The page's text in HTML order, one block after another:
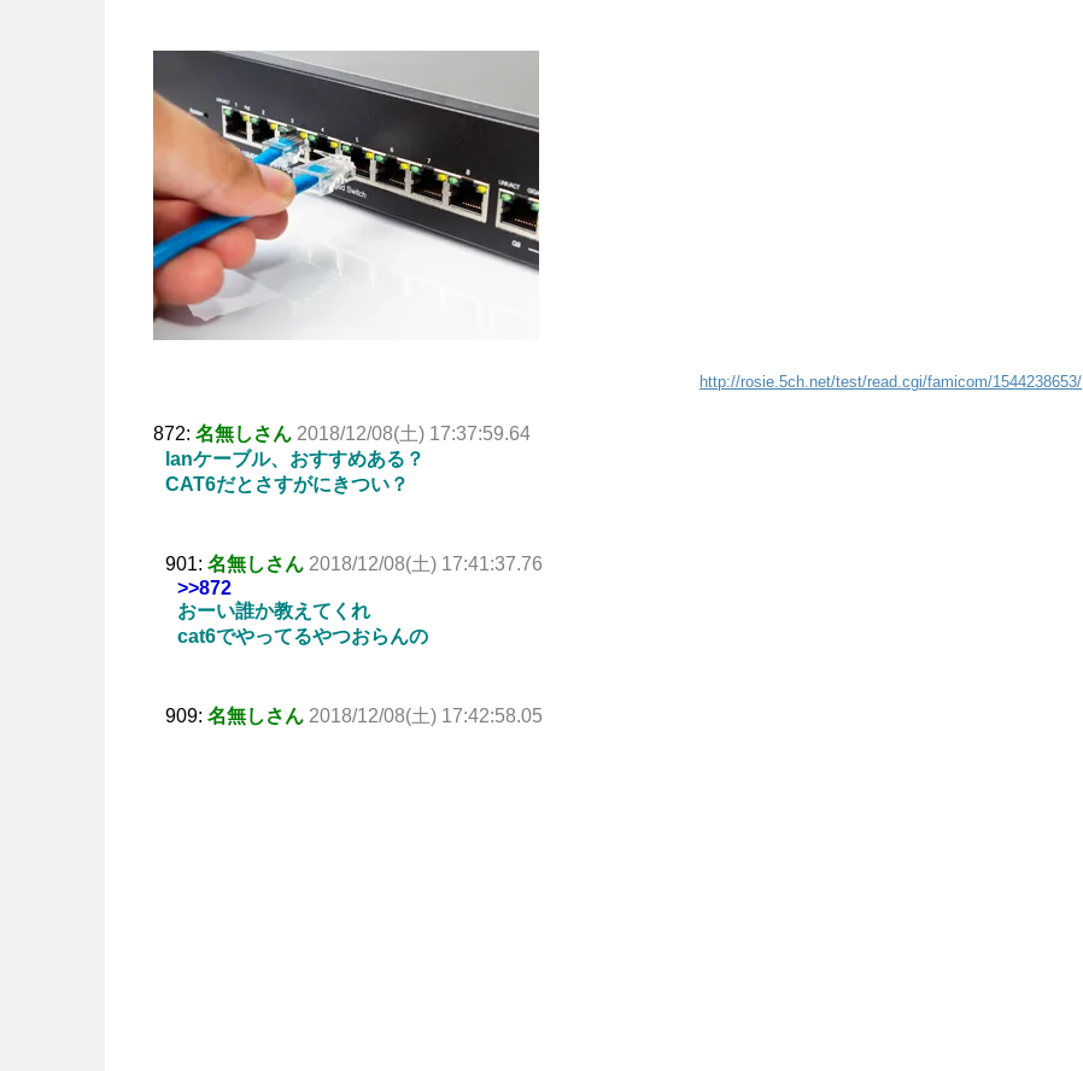
http://rosie.5ch.net/test/read.cgi/famicom/1544238653/
872: 名無しさん 2018/12/08(土) 17:37:59.64
lanケーブル、おすすめある？
CAT6だとさすがにきつい？
901: 名無しさん 2018/12/08(土) 17:41:37.76
>>872
おーい誰か教えてくれ
cat6でやってるやつおらんの
909: 名無しさん 2018/12/08(土) 17:42:58.05